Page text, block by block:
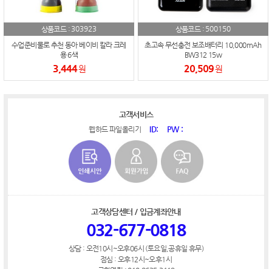
상품코드 : 303923
수업준비물로 추천 동아 베이비 칼라 크레
용 6색
3,444원
상품코드 : 500150
초고속 무선충전 보조배터리 10,000mAh
BW312 15w
20,509원
고객서비스
웹하드 파일올리기 ID: PW :
고객상담센터 / 입금계좌안내
032-677-0818
상담 : 오전10시~오후06시 (토요일,공휴일 휴무)
점심 : 오후12시~오후1시